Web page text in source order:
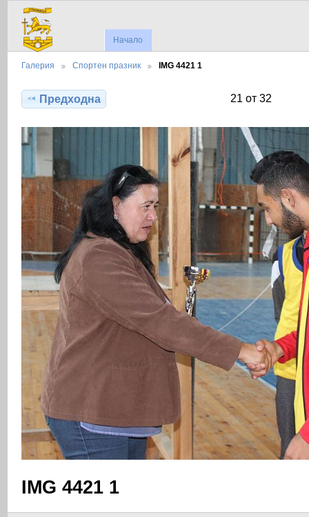
Начало
Галерия Спортен празник IMG 4421 1
Предходна 21 от 32
IMG 4421 1